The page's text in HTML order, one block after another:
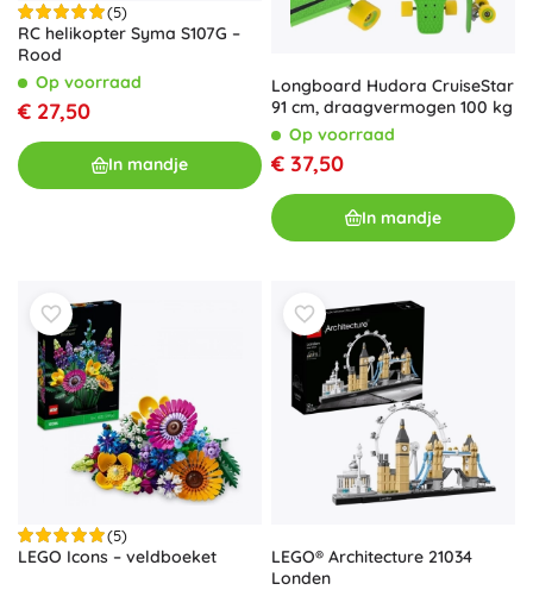
(5)
RC helikopter Syma S107G –
Rood
Op voorraad
€ 27,50
In mandje
Longboard Hudora CruiseStar
91 cm, draagvermogen 100 kg
Op voorraad
€ 37,50
In mandje
(5)
LEGO Icons – veldboeket
LEGO® Architecture 21034
Londen